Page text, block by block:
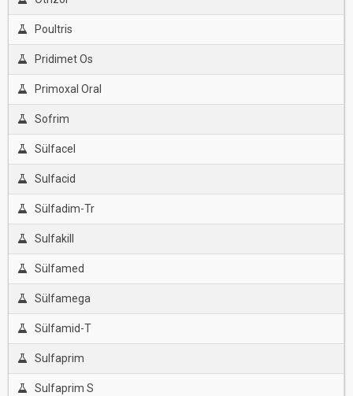
Poultris
Pridimet Os
Primoxal Oral
Sofrim
Sülfacel
Sulfacid
Sülfadim-Tr
Sulfakill
Sülfamed
Sülfamega
Sülfamid-T
Sulfaprim
Sulfaprim S